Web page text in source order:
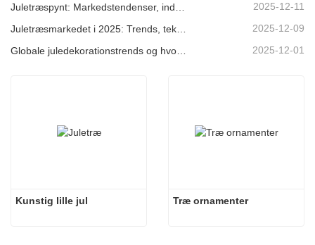
2025-12-11
2025-12-09
Globale juledekorationstrends og hvorfor Christmas Queen fortsat fører an på markedet 2025-12-01
Kunstig lille jul Træ ornamenter